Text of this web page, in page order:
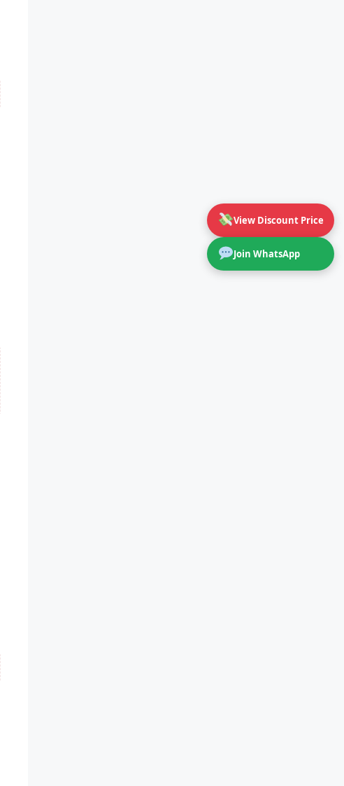
View Discount Price
Join WhatsApp